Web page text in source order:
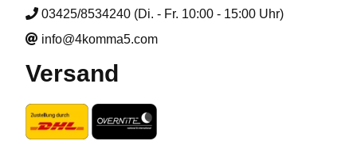
03425/8534240 (Di. - Fr. 10:00 - 15:00 Uhr)
info@4komma5.com
Versand